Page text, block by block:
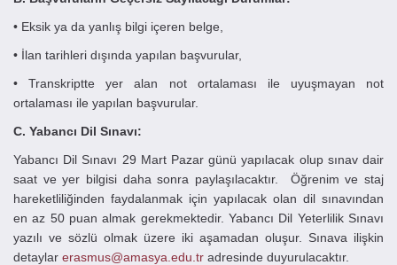
• Eksik ya da yanlış bilgi içeren belge,
• İlan tarihleri dışında yapılan başvurular,
• Transkriptte yer alan not ortalaması ile uyuşmayan not
ortalaması ile yapılan başvurular.
C. Yabancı Dil Sınavı:
Yabancı Dil Sınavı 29 Mart Pazar günü yapılacak olup sınav dair
saat ve yer bilgisi daha sonra paylaşılacaktır. Öğrenim ve staj
hareketliliğinden faydalanmak için yapılacak olan dil sınavından
en az 50 puan almak gerekmektedir. Yabancı Dil Yeterlilik Sınavı
yazılı ve sözlü olmak üzere iki aşamadan oluşur. Sınava ilişkin
detaylar erasmus@amasya.edu.tr adresinde duyurulacaktır.